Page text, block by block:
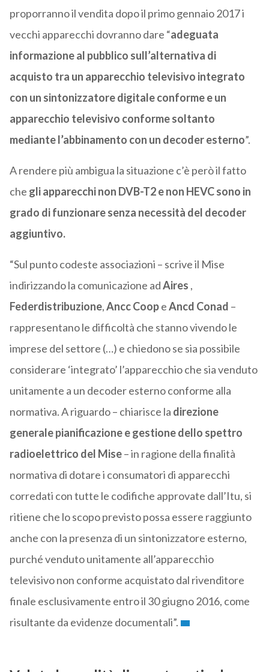
proporranno il vendita dopo il primo gennaio 2017 i
vecchi apparecchi dovranno dare “adeguata
informazione al pubblico sull’alternativa di
acquisto tra un apparecchio televisivo integrato
con un sintonizzatore digitale conforme e un
apparecchio televisivo conforme soltanto
mediante l’abbinamento con un decoder esterno”.
A rendere più ambigua la situazione c’è però il fatto
che gli apparecchi non DVB-T2 e non HEVC sono in
grado di funzionare senza necessità del decoder
aggiuntivo.
“Sul punto codeste associazioni – scrive il Mise
indirizzando la comunicazione adAires ,
Federdistribuzione,Ancc CoopeAncd Conad –
rappresentano le difficoltà che stanno vivendo le
imprese del settore (…) e chiedono se sia possibile
considerare ‘integrato’ l’apparecchio che sia venduto
unitamente a un decoder esterno conforme alla
normativa. A riguardo – chiarisce la direzione
generale pianificazione e gestione dello spettro
radioelettrico del Mise– in ragione della finalità
normativa di dotare i consumatori di apparecchi
corredati con tutte le codifiche approvate dall’Itu, si
ritiene che lo scopo previsto possa essere raggiunto
anche con la presenza di un sintonizzatore esterno,
purché venduto unitamente all’apparecchio
televisivo non conforme acquistato dal rivenditore
finale esclusivamente entro il 30 giugno 2016, come
risultante da evidenze documentali”.